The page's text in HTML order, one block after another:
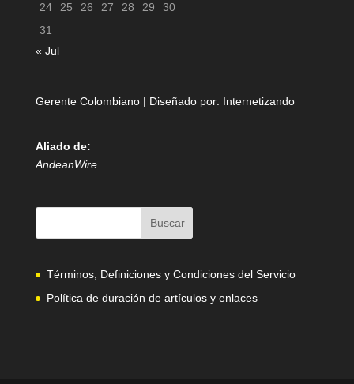
24
25 26 27 28 29
30
31
« Jul
Gerente Colombiano | Diseñado por: Internetizando
Aliado de:
AndeanWire
Términos, Definiciones y Condiciones del Servicio
Política de duración de artículos y enlaces